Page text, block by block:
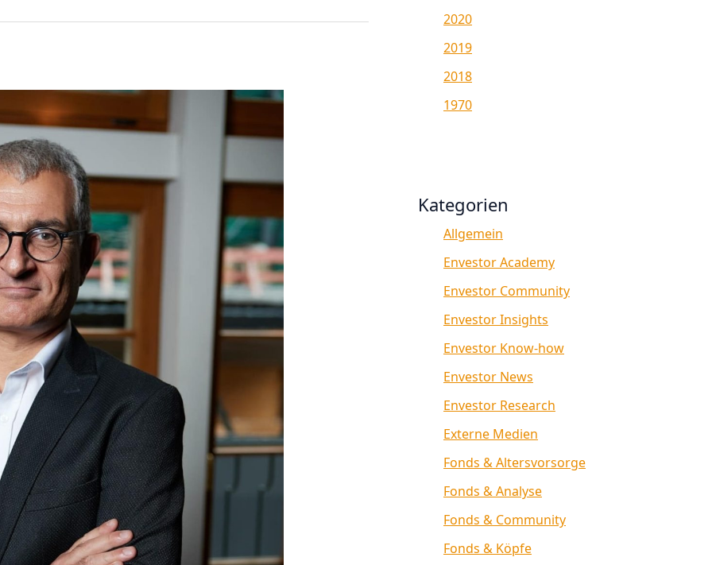
2020
2019
2018
1970
Kategorien
Allgemein
Envestor Academy
Envestor Community
Envestor Insights
Envestor Know-how
Envestor News
Envestor Research
Externe Medien
Fonds & Altersvorsorge
Fonds & Analyse
Fonds & Community
Fonds & Köpfe